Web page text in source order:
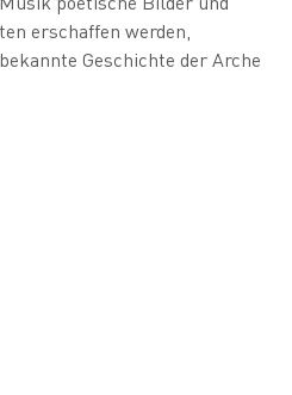
erschaffen werden,
Geschichte der Arche